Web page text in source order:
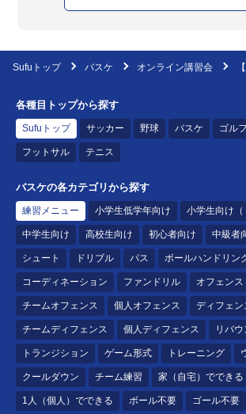
Sufuトップ バスケ オンライン講習会
各種目トップから探す
Sufuトップ サッカー 野球 バスケ ゴルフ
フットサル テニス
バスケの各カテゴリから探す
練習メニュー 小学生低学年向け 小学生向け（
中学生向け 高校生向け 初心者向け 中級者
シュート ドリブル パス ボールハンドリン
コーディネーション ファンドリル オフェンス
チームオフェンス 個人オフェンス ディフェン
チームディフェンス 個人ディフェンス リバウ
トランジション ゲーム形式 トレーニング
クールダウン チーム練習 家（自宅）でできる
1人（個人）でできる ボール不要 ゴール不要